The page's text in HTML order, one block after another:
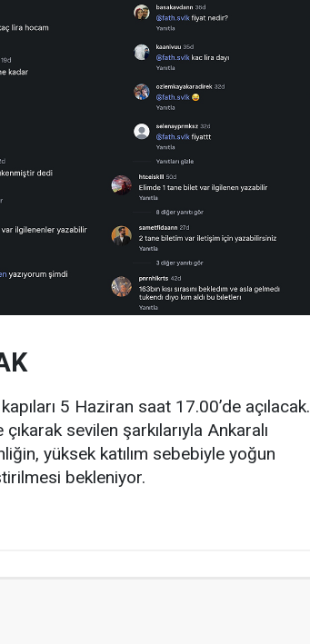
5 Haziran saat 17.00’de açılacak.
sevilen şarkılarıyla Ankaralı
yüksek katılım sebebiyle yoğun
bekleniyor.